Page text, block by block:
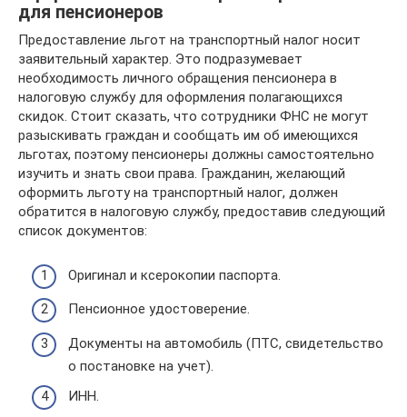
для пенсионеров
Предоставление льгот на транспортный налог носит
заявительный характер. Это подразумевает
необходимость личного обращения пенсионера в
налоговую службу для оформления полагающихся
скидок. Стоит сказать, что сотрудники ФНС не могут
разыскивать граждан и сообщать им об имеющихся
льготах, поэтому пенсионеры должны самостоятельно
изучить и знать свои права. Гражданин, желающий
оформить льготу на транспортный налог, должен
обратится в налоговую службу, предоставив следующий
список документов:
Оригинал и ксерокопии паспорта.
Пенсионное удостоверение.
Документы на автомобиль (ПТС, свидетельство
о постановке на учет).
ИНН.